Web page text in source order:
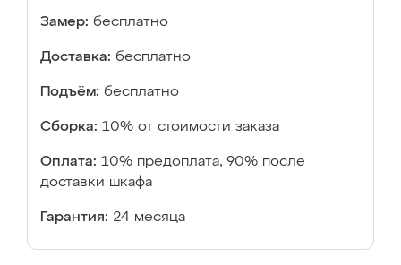
Замер: бесплатно
Доставка: бесплатно
Подъём: бесплатно
Сборка: 10% от стоимости заказа
Оплата: 10% предоплата, 90% после
доставки шкафа
Гарантия: 24 месяца